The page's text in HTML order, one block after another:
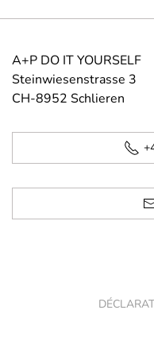
A+P DO IT YOURSELF
Steinwiesenstrasse 3
CH-8952 Schlieren